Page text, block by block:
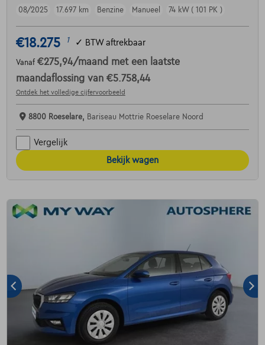
08/2025
17.697 km Benzine Manueel 74 kW ( 101 PK )
€18.275 1 ✓ BTW aftrekbaar
Vanaf €275,94/maand met een laatste
maandaflossing van €5.758,44
Ontdek het volledige cijfervoorbeeld
8800 Roeselare, Bariseau Mottrie Roeselare Noord
Vergelijk
Bekijk wagen